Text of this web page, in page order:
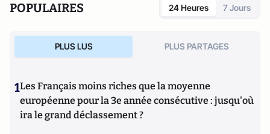
POPULAIRES 24 Heures 7 Jours
PLUS LUS PLUS PARTAGES
1Les Français moins riches que la moyenne
européenne pour la 3e année consécutive : jusqu'où
ira le grand déclassement ?